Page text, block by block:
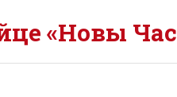
«Новы